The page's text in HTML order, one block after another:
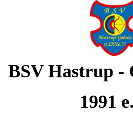
BSV Hastrup -
1991